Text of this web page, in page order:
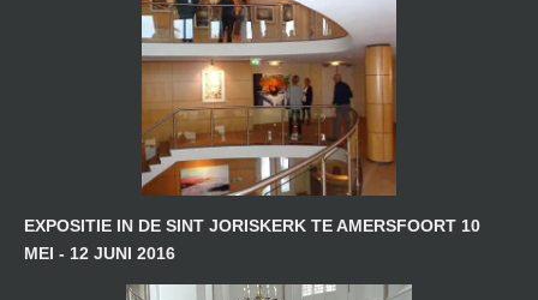
EXPOSITIE IN DE SINT JORISKERK TE AMERSFOORT 10
MEI - 12 JUNI 2016